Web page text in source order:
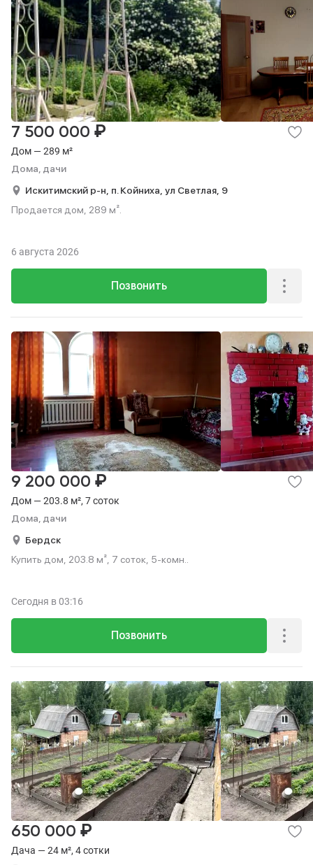
Дом — 289 м²
Дома, дачи
7 500 000 ₽
Искитимский р-н, п. Койниха, ул Светлая, 9
Продается дом, 289 м².
Позвонить
6 августа 2026
Дом — 203.8 м², 7 соток
Дома, дачи
9 200 000 ₽
Бердск
Купить дом, 203.8 м², 7 соток, 5-комн..
Позвонить
Сегодня в 03:16
Дача — 24 м², 4 сотки
650 000 ₽